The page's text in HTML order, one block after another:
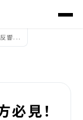
響...
見！